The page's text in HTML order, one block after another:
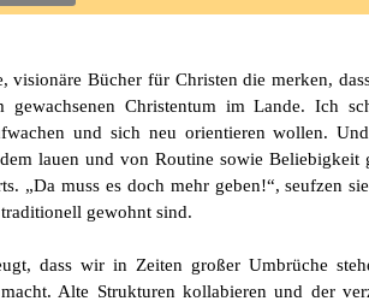
visionäre Bücher für Christen die merken,
Christentum im Lande. Ich
und sich neu orientieren wollen.
lauen und von Routine sowie Beliebigkeit
„Da muss es doch mehr geben!“, seufzen
gewohnt sind.
dass wir in Zeiten großer Umbrüche
Alte Strukturen kollabieren und der